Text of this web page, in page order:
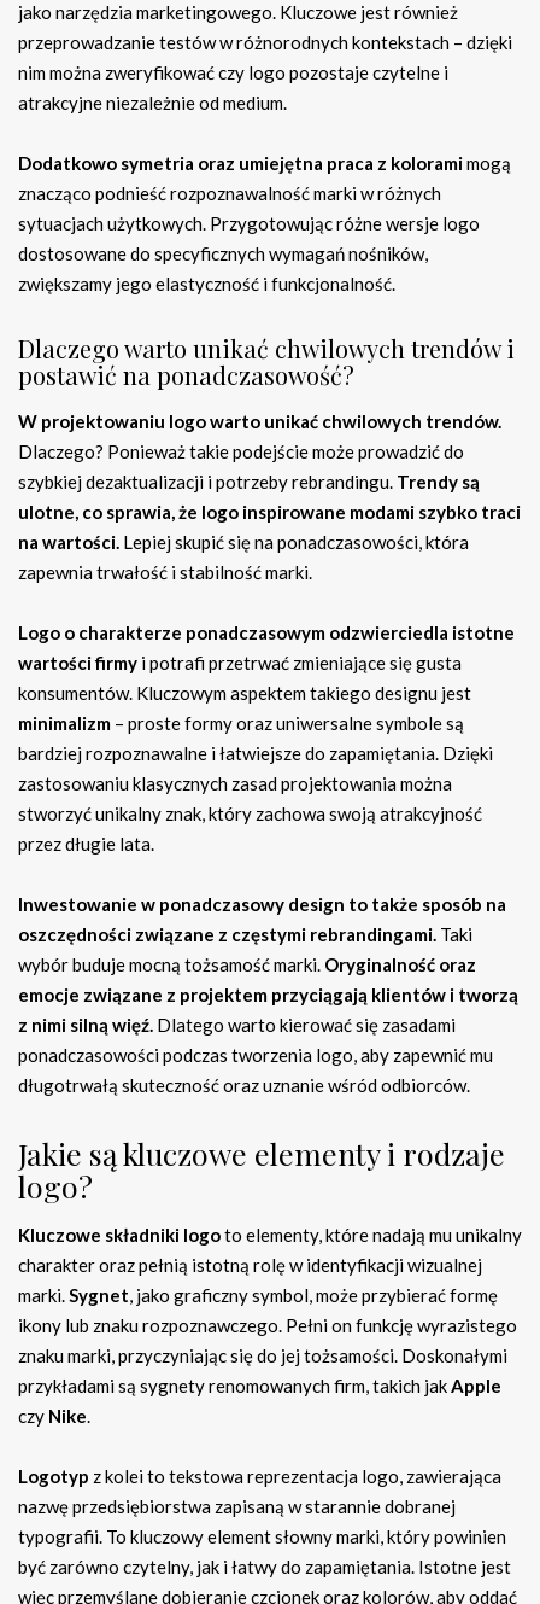
jako narzędzia marketingowego. Kluczowe jest również
przeprowadzanie testów w różnorodnych kontekstach – dzięki
nim można zweryfikować czy logo pozostaje czytelne i
atrakcyjne niezależnie od medium.
Dodatkowo symetria oraz umiejętna praca z koloramimogą
znacząco podnieść rozpoznawalność marki w różnych
sytuacjach użytkowych. Przygotowując różne wersje logo
dostosowane do specyficznych wymagań nośników,
zwiększamy jego elastyczność i funkcjonalność.
Dlaczego warto unikać chwilowych trendów i
postawić na ponadczasowość?
W projektowaniu logo warto unikać chwilowych trendów.
Dlaczego? Ponieważ takie podejście może prowadzić do
szybkiej dezaktualizacji i potrzeby rebrandingu. Trendy są
ulotne, co sprawia, że logo inspirowane modami szybko traci
na wartości. Lepiej skupić się na ponadczasowości, która
zapewnia trwałość i stabilność marki.
Logo o charakterze ponadczasowym odzwierciedla istotne
wartości firmy i potrafi przetrwać zmieniające się gusta
konsumentów. Kluczowym aspektem takiego designu jest
minimalizm – proste formy oraz uniwersalne symbole są
bardziej rozpoznawalne i łatwiejsze do zapamiętania. Dzięki
zastosowaniu klasycznych zasad projektowania można
stworzyć unikalny znak, który zachowa swoją atrakcyjność
przez długie lata.
Inwestowanie w ponadczasowy design to także sposób na
oszczędności związane z częstymi rebrandingami. Taki
wybór buduje mocną tożsamość marki. Oryginalność oraz
emocje związane z projektem przyciągają klientów i tworzą
z nimi silną więź. Dlatego warto kierować się zasadami
ponadczasowości podczas tworzenia logo, aby zapewnić mu
długotrwałą skuteczność oraz uznanie wśród odbiorców.
Jakie są kluczowe elementy i rodzaje
logo?
Kluczowe składniki logoto elementy, które nadają mu unikalny
charakter oraz pełnią istotną rolę w identyfikacji wizualnej
marki.Sygnet, jako graficzny symbol, może przybierać formę
ikony lub znaku rozpoznawczego. Pełni on funkcję wyrazistego
znaku marki, przyczyniając się do jej tożsamości. Doskonałymi
przykładami są sygnety renomowanych firm, takich jakApple
czy Nike.
Logotyp z kolei to tekstowa reprezentacja logo, zawierająca
nazwę przedsiębiorstwa zapisaną w starannie dobranej
typografii. To kluczowy element słowny marki, który powinien
być zarówno czytelny, jak i łatwy do zapamiętania. Istotne jest
więc przemyślane dobieranie czcionek oraz kolorów, aby oddać